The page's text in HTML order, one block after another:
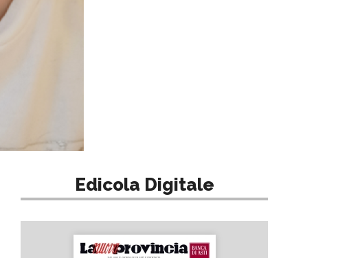
Edicola Digitale